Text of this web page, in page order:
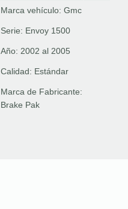
Marca vehículo: Gmc
Serie: Envoy 1500
Año: 2002 al 2005
Calidad: Estándar
Marca de Fabricante:
Brake Pak